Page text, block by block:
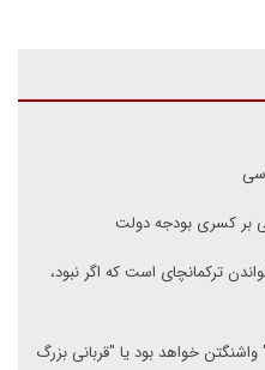
کسری بودجه دولت
ترکمانچای است که اگر نبود،
خواهد بود یا "قربانی بزرگ